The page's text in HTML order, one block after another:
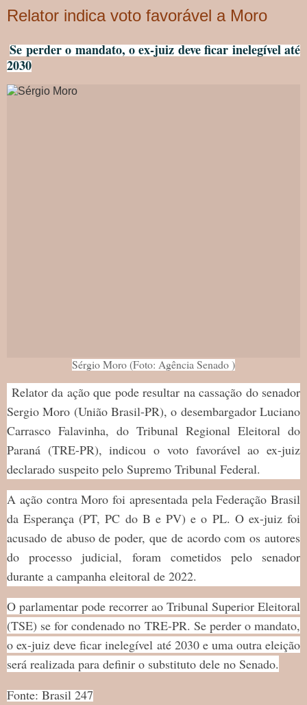
Relator indica voto favorável a Moro
Se perder o mandato, o ex-juiz deve ficar inelegível até
2030
Sérgio Moro (Foto: Agência Senado )
Relator da ação que pode resultar na cassação do senador
Sergio Moro (União Brasil-PR), o desembargador Luciano
Carrasco Falavinha, do Tribunal Regional Eleitoral do
Paraná (TRE-PR), indicou o voto favorável ao ex-juiz
declarado suspeito pelo Supremo Tribunal Federal.
A ação contra Moro foi apresentada pela Federação Brasil
da Esperança (PT, PC do B e PV) e o PL. O ex-juiz foi
acusado de abuso de poder, que de acordo com os autores
do processo judicial, foram cometidos pelo senador
durante a campanha eleitoral de 2022.
O parlamentar pode recorrer ao Tribunal Superior Eleitoral
(TSE) se for condenado no TRE-PR. Se perder o mandato,
o ex-juiz deve ficar inelegível até 2030 e uma outra eleição
será realizada para definir o substituto dele no Senado.
Fonte: Brasil 247